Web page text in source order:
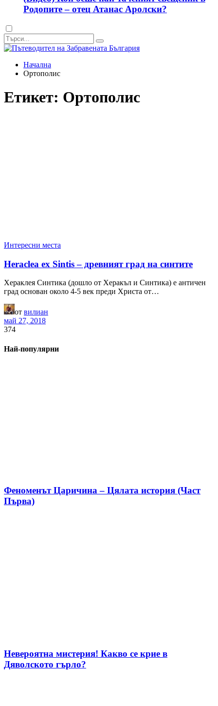
Родопите – отец Атанас Аролски?
Dark
mode
Начална
Ортополис
Етикет: Ортополис
Интересни места
Heraclea ex Sintis – древният град на синтите
Хераклея Синтика (дошло от Херакъл и Синтика) е античен
град основан около 4-5 век преди Христа от…
от вилиан
май 27, 2018
374
Най-популярни
Феноменът Царичина – Цялата история (Част
Първа)
Невероятна мистерия! Какво се крие в
Дяволското гърло?